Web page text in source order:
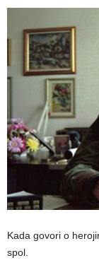
Kada govori o
spol.